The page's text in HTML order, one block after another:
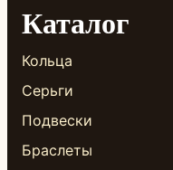
Каталог
Кольца
Серьги
Подвески
Браслеты